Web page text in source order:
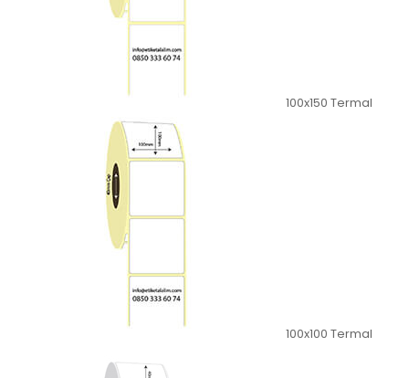
100x150 Termal
100x100 Termal